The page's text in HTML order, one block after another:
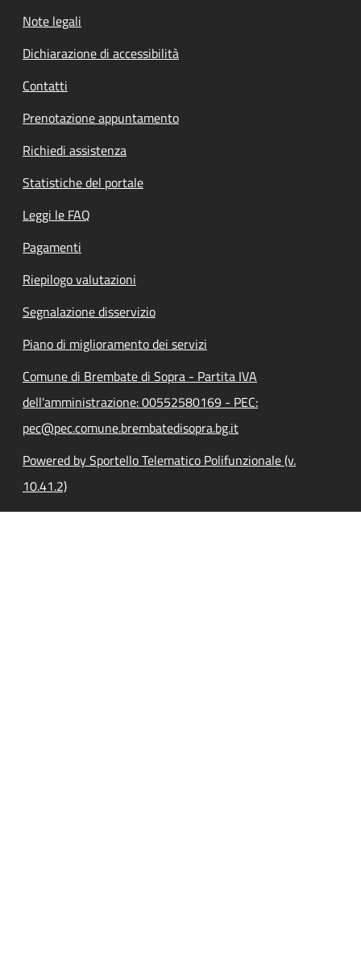
Note legali
Dichiarazione di accessibilità
Contatti
Prenotazione appuntamento
Richiedi assistenza
Statistiche del portale
Leggi le FAQ
Pagamenti
Riepilogo valutazioni
Segnalazione disservizio
Piano di miglioramento dei servizi
Comune di Brembate di Sopra - Partita IVA
dell'amministrazione: 00552580169 - PEC:
pec@pec.comune.brembatedisopra.bg.it
Powered by Sportello Telematico Polifunzionale (v.
10.41.2)